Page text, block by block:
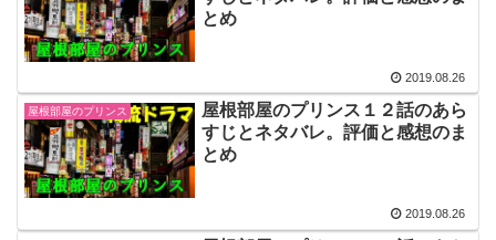
とめ
2019.08.26
屋根部屋のプリンス
屋根部屋のプリンス１２話のあら
すじとネタバレ。評価と感想のま
とめ
2019.08.26